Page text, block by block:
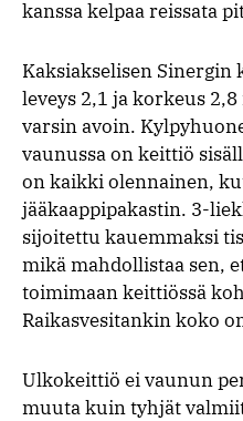
kanssa kelpaa reissata
Kaksiakselisen Sinergin
leveys 2,1 ja korkeus
varsin avoin.
vaunussa on keittiö
on kaikki olennainen,
jääkaappipakastin. 3-
sijoitettu kauemmaksi
mikä mahdollistaa sen,
toimimaan keittiössä
Raikasvesitankin koko
Ulkokeittiö ei vaunun
muuta kuin tyhjät